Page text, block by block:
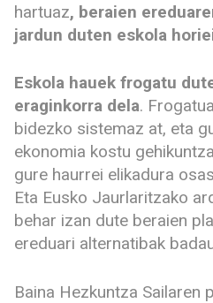
hartuaz, beraien
jardun duten eskola
Eskola hauek frogatu
eraginkorra dela.
bidezko sistemaz at, eta
ekonomia kostu
gure haurrei elikadura
Eta Eusko Jaurlaritzako
behar izan dute beraien
ereduari alternatibak
Baina Hezkuntza Sailaren